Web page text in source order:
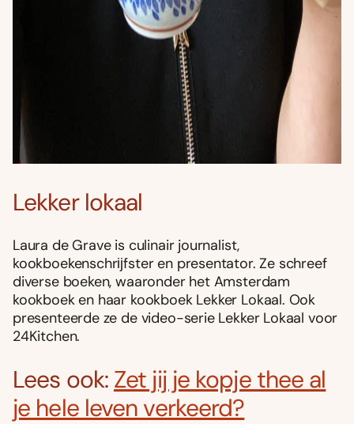
Lekker lokaal
Laura de Grave is culinair journalist,
kookboekenschrĳfster en presentator. Ze schreef
diverse boeken, waaronder het Amsterdam
kookboek en haar kookboek Lekker Lokaal. Ook
presenteerde ze de video-serie Lekker Lokaal voor
24Kitchen.
Lees ook: Zet jij je kopje thee al
je hele leven verkeerd?